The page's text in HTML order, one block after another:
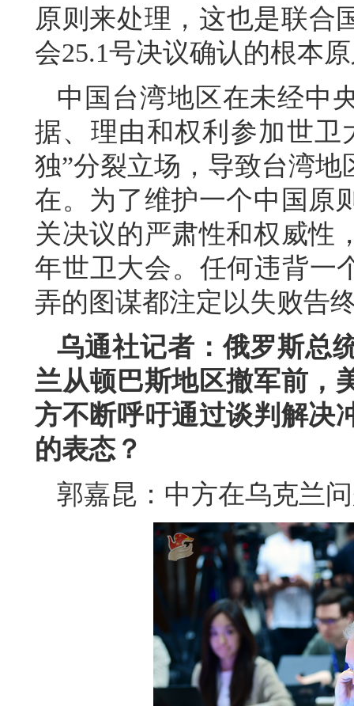
原则来处理，这也是联合
会25.1号决议确认的根本
中国台湾地区在未经中
据、理由和权利参加世卫
独”分裂立场，导致台湾
在。为了维护一个中国原
关决议的严肃性和权威性
年世卫大会。任何违背一
弄的图谋都注定以失败告
乌通社记者：俄罗斯总
兰从顿巴斯地区撤军前，
方不断呼吁通过谈判解决
的表态？
郭嘉昆：中方在乌克兰